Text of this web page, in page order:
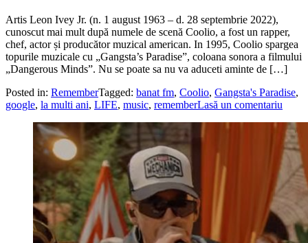
Artis Leon Ivey Jr. (n. 1 august 1963 – d. 28 septembrie 2022),
cunoscut mai mult după numele de scenă Coolio, a fost un rapper,
chef, actor și producător muzical american. In 1995, Coolio spargea
topurile muzicale cu „Gangsta’s Paradise”, coloana sonora a filmului
„Dangerous Minds”. Nu se poate sa nu va aduceti aminte de […]
Posted in: RememberTagged: banat fm, Coolio, Gangsta's Paradise,
google, la multi ani, LIFE, music, rememberLasă un comentariu